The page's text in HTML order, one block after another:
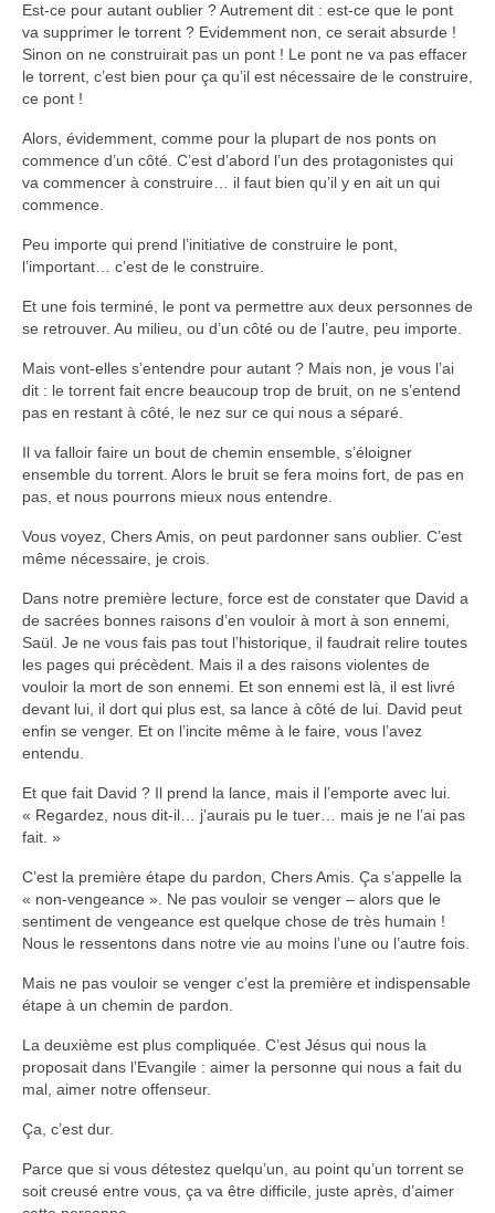
Lieux et Dates
Prochaines Messes
Est-ce pour autant oublier ? Autrement dit : est-ce que le pont
va supprimer le torrent ? Evidemment non, ce serait absurde !
Sinon on ne construirait pas un pont ! Le pont ne va pas effacer
le torrent, c’est bien pour ça qu’il est nécessaire de le construire,
ce pont !
Alors, évidemment, comme pour la plupart de nos ponts on
commence d’un côté. C’est d’abord l’un des protagonistes qui
va commencer à construire… il faut bien qu’il y en ait un qui
commence.
Peu importe qui prend l’initiative de construire le pont,
l’important… c’est de le construire.
Et une fois terminé, le pont va permettre aux deux personnes de
se retrouver. Au milieu, ou d’un côté ou de l’autre, peu importe.
Mais vont-elles s’entendre pour autant ? Mais non, je vous l’ai
dit : le torrent fait encre beaucoup trop de bruit, on ne s’entend
pas en restant à côté, le nez sur ce qui nous a séparé.
Il va falloir faire un bout de chemin ensemble, s’éloigner
ensemble du torrent. Alors le bruit se fera moins fort, de pas en
pas, et nous pourrons mieux nous entendre.
Vous voyez, Chers Amis, on peut pardonner sans oublier. C’est
même nécessaire, je crois.
Dans notre première lecture, force est de constater que David a
de sacrées bonnes raisons d’en vouloir à mort à son ennemi,
Saül. Je ne vous fais pas tout l’historique, il faudrait relire toutes
les pages qui précèdent. Mais il a des raisons violentes de
vouloir la mort de son ennemi. Et son ennemi est là, il est livré
devant lui, il dort qui plus est, sa lance à côté de lui. David peut
enfin se venger. Et on l’incite même à le faire, vous l’avez
entendu.
Et que fait David ? Il prend la lance, mais il l’emporte avec lui.
« Regardez, nous dit-il… j’aurais pu le tuer… mais je ne l’ai pas
fait. »
C’est la première étape du pardon, Chers Amis. Ça s’appelle la
« non-vengeance ». Ne pas vouloir se venger – alors que le
sentiment de vengeance est quelque chose de très humain !
Nous le ressentons dans notre vie au moins l’une ou l’autre fois.
Mais ne pas vouloir se venger c’est la première et indispensable
étape à un chemin de pardon.
La deuxième est plus compliquée. C’est Jésus qui nous la
proposait dans l’Evangile : aimer la personne qui nous a fait du
mal, aimer notre offenseur.
Ça, c’est dur.
Parce que si vous détestez quelqu’un, au point qu’un torrent se
soit creusé entre vous, ça va être difficile, juste après, d’aimer